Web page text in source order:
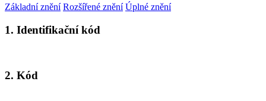
Základní znění Rozšířené znění Úplné znění
1. Identifikační kód
2. Kód